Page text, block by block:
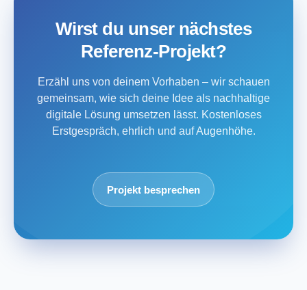
Wirst du unser nächstes
Referenz-Projekt?
Erzähl uns von deinem Vorhaben – wir schauen
gemeinsam, wie sich deine Idee als nachhaltige
digitale Lösung umsetzen lässt. Kostenloses
Erstgespräch, ehrlich und auf Augenhöhe.
Projekt besprechen